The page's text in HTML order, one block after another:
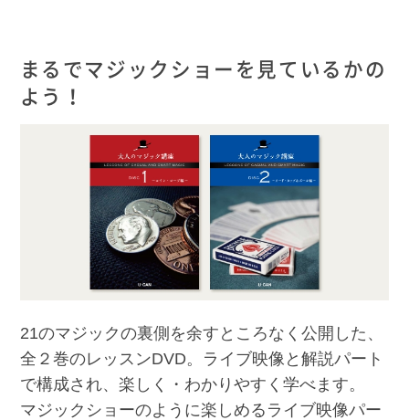
まるでマジックショーを見ているかの
よう！
21のマジックの裏側を余すところなく公開した、
全２巻のレッスンDVD。ライブ映像と解説パート
で構成され、楽しく・わかりやすく学べます。
マジックショーのように楽しめるライブ映像パー